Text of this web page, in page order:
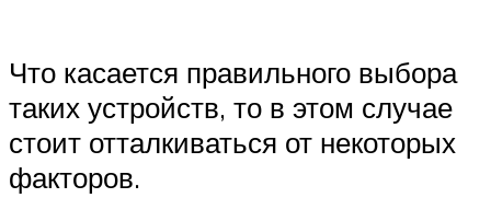
Что касается правильного выбора
таких устройств, то в этом случае
стоит отталкиваться от некоторых
факторов.